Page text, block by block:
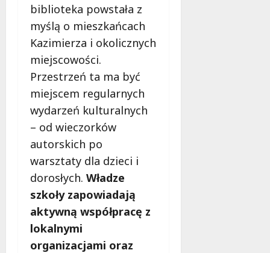
biblioteka powstała z
myślą o mieszkańcach
Kazimierza i okolicznych
miejscowości.
Przestrzeń ta ma być
miejscem regularnych
wydarzeń kulturalnych
– od wieczorków
autorskich po
warsztaty dla dzieci i
dorosłych. Władze
szkoły zapowiadają
aktywną współpracę z
lokalnymi
organizacjami oraz